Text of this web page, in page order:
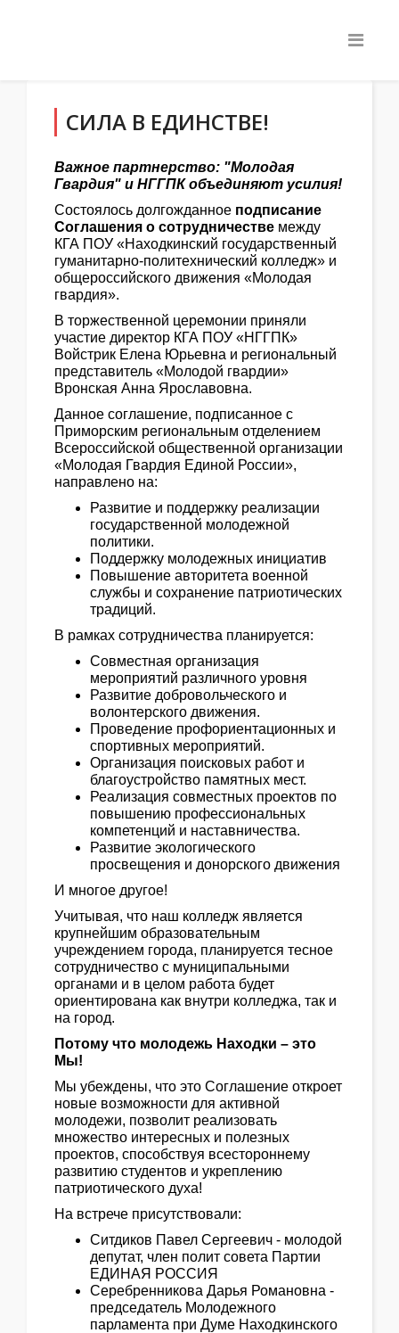
СИЛА В ЕДИНСТВЕ!
Важное партнерство: "Молодая
Гвардия" и НГГПК объединяют усилия!
Состоялось долгожданное подписание
Соглашения о сотрудничестве между
КГА ПОУ «Находкинский государственный
гуманитарно-политехнический колледж» и
общероссийского движения «Молодая
гвардия».
В торжественной церемонии приняли
участие директор КГА ПОУ «НГГПК»
Войстрик Елена Юрьевна и региональный
представитель «Молодой гвардии»
Вронская Анна Ярославовна.
Данное соглашение, подписанное с
Приморским региональным отделением
Всероссийской общественной организации
«Молодая Гвардия Единой России»,
направлено на:
Развитие и поддержку реализации
государственной молодежной
политики.
Поддержку молодежных инициатив
Повышение авторитета военной
службы и сохранение патриотических
традиций.
В рамках сотрудничества планируется:
Совместная организация
мероприятий различного уровня
Развитие добровольческого и
волонтерского движения.
Проведение профориентационных и
спортивных мероприятий.
Организация поисковых работ и
благоустройство памятных мест.
Реализация совместных проектов по
повышению профессиональных
компетенций и наставничества.
Развитие экологического
просвещения и донорского движения
И многое другое!
Учитывая, что наш колледж является
крупнейшим образовательным
учреждением города, планируется тесное
сотрудничество с муниципальными
органами и в целом работа будет
ориентирована как внутри колледжа, так и
на город.
Потому что молодежь Находки – это
Мы!
Мы убеждены, что это Соглашение откроет
новые возможности для активной
молодежи, позволит реализовать
множество интересных и полезных
проектов, способствуя всестороннему
развитию студентов и укреплению
патриотического духа!
На встрече присутствовали:
Ситдиков Павел Сергеевич - молодой
депутат, член полит совета Партии
ЕДИНАЯ РОССИЯ
Серебренникова Дарья Романовна -
председатель Молодежного
парламента при Думе Находкинского